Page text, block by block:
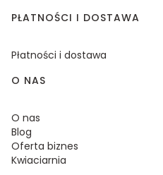
PŁATNOŚCI I DOSTAWA
Płatności i dostawa
O NAS
O nas
Blog
Oferta biznes
Kwiaciarnia